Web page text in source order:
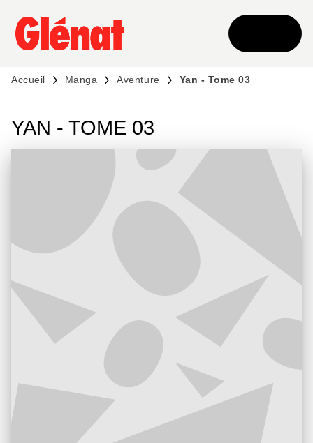
MENU RECHERCHE CONTENU
PIED DE PAGE
Accueil Manga Aventure Yan - Tome 03
YAN - TOME 03